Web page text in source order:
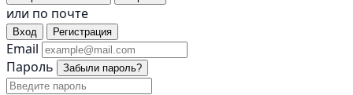
или по почте
Вход Регистрация
Email
Пароль
Забыли пароль?